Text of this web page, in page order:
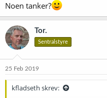
Noen tanker?
Tor.
Sentralstyre
25 Feb 2019
kfladseth skrev: